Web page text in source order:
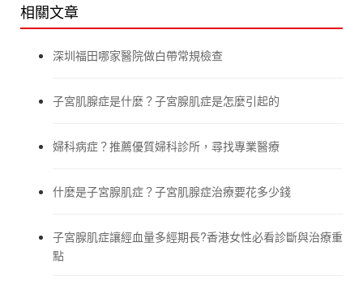
相關文章
深圳福田哪家醫院做白帶常規檢查
子宮肌腺症是什麼？子宮腺肌症是怎麼引起的
婦科病症？推薦優質婦科診所，尋找專業醫療
什麼是子宮腺肌症？子宮肌腺症治療要花多少錢
子宮腺肌症讓經血量多經期長?香港女性必看診斷與治療重
點